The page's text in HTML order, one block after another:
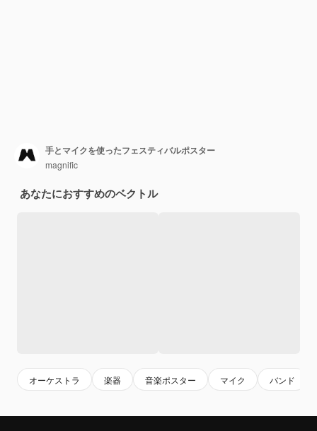
手とマイクを使ったフェスティバルポスター
magnific
あなたにおすすめのベクトル
オーケストラ 楽器 音楽ポスター マイク バンド